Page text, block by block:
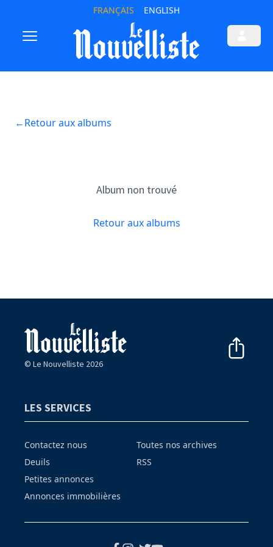
FRANÇAIS ENGLISH
←Retour aux albums
Album non trouvé
Retour aux albums
© Le Nouvelliste 2026
LES SERVICES
Contactez nous
Deuils
Petites annonces
Annonces immobilières
Toutes nos archives
RSS